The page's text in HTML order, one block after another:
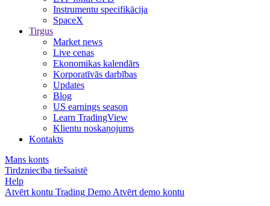
Instrumentu specifikācija
SpaceX
Tirgus
Market news
Live cenas
Ekonomikas kalendārs
Korporatīvās darbības
Updates
Blog
US earnings season
Learn TradingView
Klientu noskaņojums
Kontakts
Mans konts
Tirdzniecība tiešsaistē
Help
Atvērt kontu Trading Demo Atvērt demo kontu